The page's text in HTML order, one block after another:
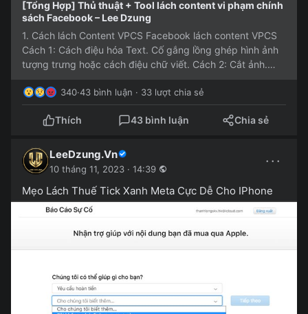
[Tổng Hợp] Thủ thuật + Tool lách content vi phạm chính
sách Facebook – Lee Dzung
1. Cách lách Content VPCS Facebook lách content VPCS
Cách 1: Cách điệu hóa Text. Cố gắng lồng ghép hình ảnh
tượng trưng hoặc cách điệu chữ viết. Cách 2: Cắt ảnh.
340·43 bình luận · 33 lượt chia sẻ
Thích 43 bình luận Chia sẻ
LeeDzung.Vn
10 tháng 11, 2023 · 14:39 ···
Mẹo Lách Thuế Tick Xanh Meta Cực Dễ Cho IPhone